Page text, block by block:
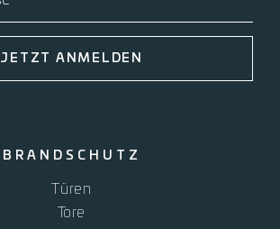
JETZT ANMELDEN
BRANDSCHUTZ
Türen
Tore